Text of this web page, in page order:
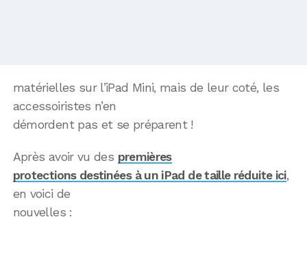
matérielles sur l’iPad Mini, mais de leur coté, les
accessoiristes n’en
démordent pas et se préparent !
Après avoir vu des premières
protections destinées à un iPad de taille réduite ici,
en voici de
nouvelles :